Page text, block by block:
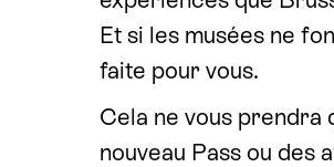
Et si les musées ne
faite pour vous.
Cela ne vous prendra
nouveau Pass ou